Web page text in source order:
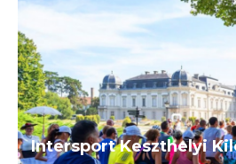
Intersport Keszthelyi